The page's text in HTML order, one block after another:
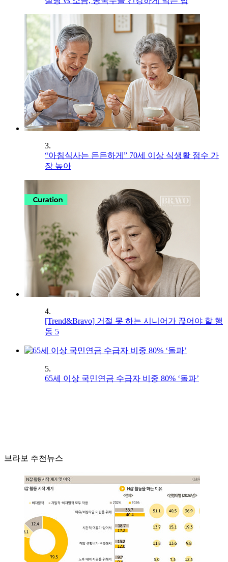
3.
“아침식사는 든든하게” 70세 이상 식생활 점수 가
장 높아
4.
[Trend&Bravo] 거절 못 하는 시니어가 끊어야 할 행
동 5
5.
65세 이상 국민연금 수급자 비중 80% ‘돌파’
브라보 추천뉴스